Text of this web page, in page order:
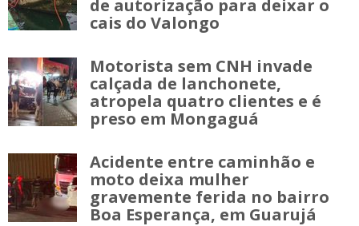
de autorização para deixar o
cais do Valongo
Motorista sem CNH invade
calçada de lanchonete,
atropela quatro clientes e é
preso em Mongaguá
Acidente entre caminhão e
moto deixa mulher
gravemente ferida no bairro
Boa Esperança, em Guarujá